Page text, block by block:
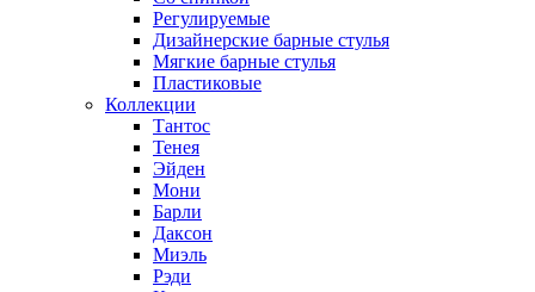
Регулируемые
Дизайнерские барные стулья
Мягкие барные стулья
Пластиковые
Коллекции
Тантос
Тенея
Эйден
Мони
Барли
Даксон
Миэль
Рэди